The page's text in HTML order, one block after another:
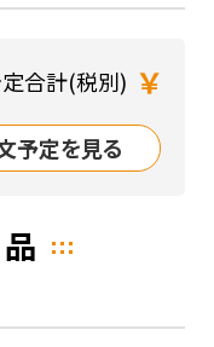
合計(税別) ￥
予定を見る